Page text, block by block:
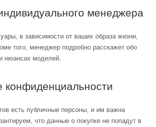
менеджера
в зависимости от ваших образа жизни,
того, менеджер подробно расскажет обо
нюансах моделей.
есть публичные персоны, и им важна
что данные о покупке не попадут в